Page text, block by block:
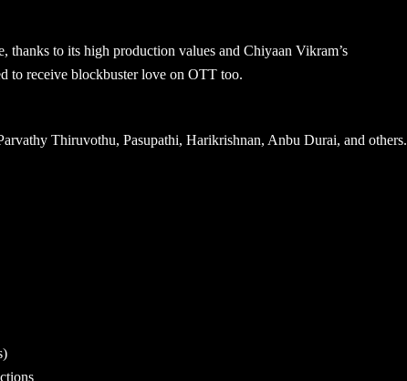
thanks to its high production values and Chiyaan Vikram’s
to receive blockbuster love on OTT too.
Thiruvothu, Pasupathi, Harikrishnan, Anbu Durai, and others.